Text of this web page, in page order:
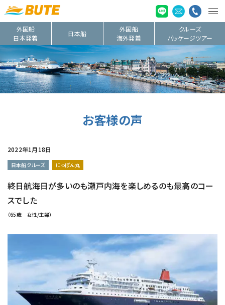
外国船
日本発着
日本船
外国船
海外発着
クルーズ
パッケージツアー
お客様の声
2022年1月18日
日本船クルーズ にっぽん丸
終日航海日が多いのも瀬戸内海を楽しめるのも最高のコー
スでした
（65歳 女性/主婦）